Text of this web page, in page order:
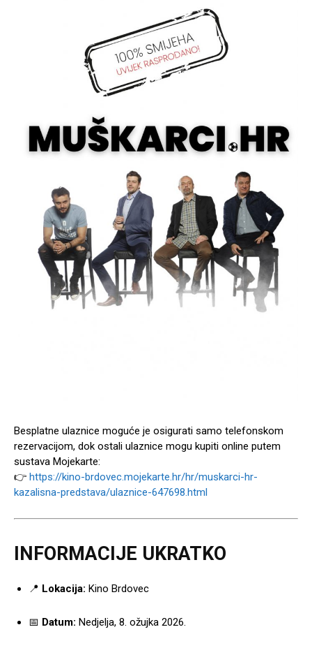
Besplatne ulaznice moguće je osigurati samo telefonskom
rezervacijom, dok ostali ulaznice mogu kupiti online putem
sustava Mojekarte:
👉 https://kino-brdovec.mojekarte.hr/hr/muskarci-hr-
kazalisna-predstava/ulaznice-647698.html
INFORMACIJE UKRATKO
📍 Lokacija: Kino Brdovec
📅 Datum: Nedjelja, 8. ožujka 2026.